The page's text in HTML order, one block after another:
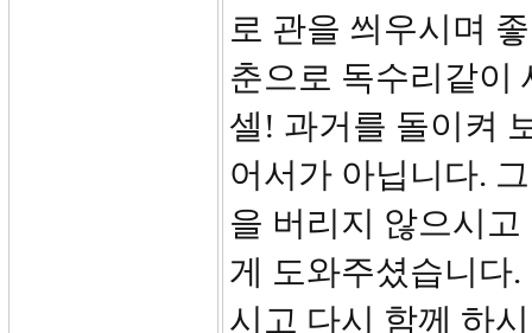
로 관을 씌우시며
춘으로 독수리같이
셀! 과거를 돌이켜
어서가 아닙니다.
을 버리지 않으시
게 도와주셨습니다
시고 다시 함께 하